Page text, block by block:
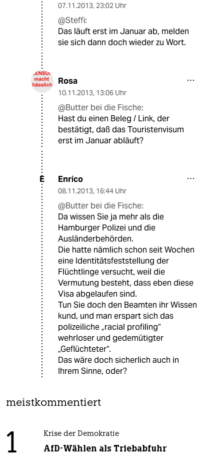
07.11.2013, 23:02 Uhr
@Steffi:
Das läuft erst im Januar ab, melden
sie sich dann doch wieder zu Wort.
Rosa
10.11.2013, 13:06 Uhr
@Butter bei die Fische:
Hast du einen Beleg / Link, der
bestätigt, daß das Touristenvisum
erst im Januar abläuft?
E Enrico
08.11.2013, 16:44 Uhr
@Butter bei die Fische:
Da wissen Sie ja mehr als die
Hamburger Polizei und die
Ausländerbehörden.
Die hatte nämlich schon seit Wochen
eine Identitätsfeststellung der
Flüchtlinge versucht, weil die
Vermutung besteht, dass eben diese
Visa abgelaufen sind.
Tun Sie doch den Beamten ihr Wissen
kund, und man erspart sich das
polizeiliche „racial profiling“
wehrloser und gedemütigter
„Geflüchteter“.
Das wäre doch sicherlich auch in
Ihrem Sinne, oder?
meistkommentiert
1 Krise der Demokratie
AfD-Wählen als Triebabfuhr